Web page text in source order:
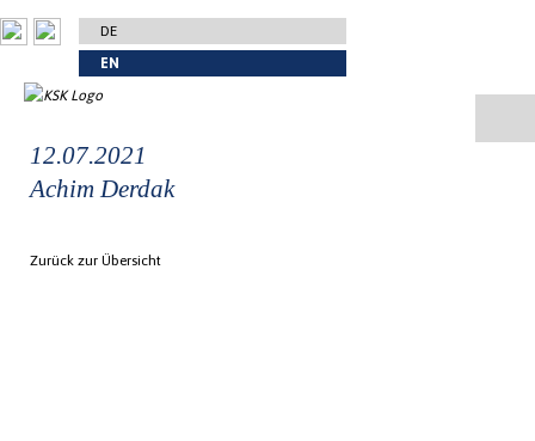
DE
EN
12.07.2021
Achim Derdak
Zurück zur Übersicht